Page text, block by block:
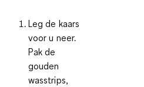
Leg de kaars
voor u neer.
Pak de
gouden
wasstrips,